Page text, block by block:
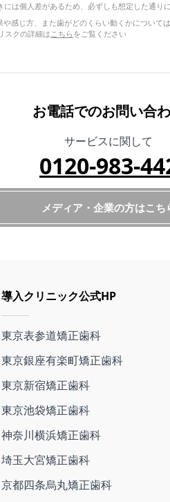
は個人差があるため、必ずしも想定した通り
感じ方、また歯がどのくらい動くかについて
スクの詳細はこちらをご覧ください
お電話でのお問い合
サービスに関して
0120-983-
メディア・企業の方はこち
導入クリニック公式HP
東京表参道矯正歯科
東京銀座有楽町矯正歯科
東京新宿矯正歯科
東京池袋矯正歯科
神奈川横浜矯正歯科
埼玉大宮矯正歯科
京都四条烏丸矯正歯科